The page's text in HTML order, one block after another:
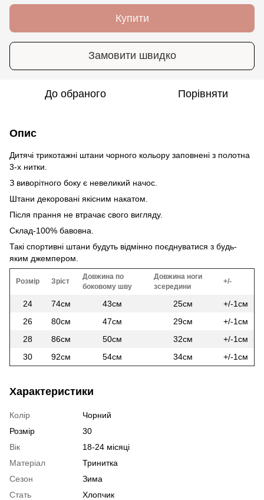
Купити
Замовити швидко
До обраного Порівняти
Опис
Дитячі трикотажні штани чорного кольору заповнені з полотна
3-х нитки.
З виворітного боку є невеликий начос.
Штани декоровані якісним накатом.
Після прання не втрачає свого вигляду.
Склад-100% бавовна.
Такі спортивні штани будуть відмінно поєднуватися з будь-
яким джемпером.
Розмір Зріст
Довжина по
боковому шву
Довжина ноги
зсередини
+/-
24 74см 43см 25см
+/-1см
26
80см 47см 29см
+/-1см
28
86см 50см 32см
+/-1см
30
92см 54см 34см +/-1см
Характеристики
Колір
Чорний
Розмір
30
Вік
18-24 місяці
Матеріал
Тринитка
Сезон
Зима
Стать
Хлопчик